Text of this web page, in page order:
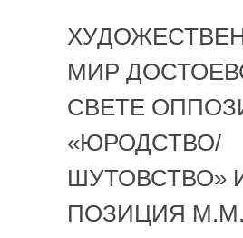
МИР
СВЕТЕ
«ЮРОДСТВО/
ШУТОВСТВО»
ПОЗИЦИЯ М.М.